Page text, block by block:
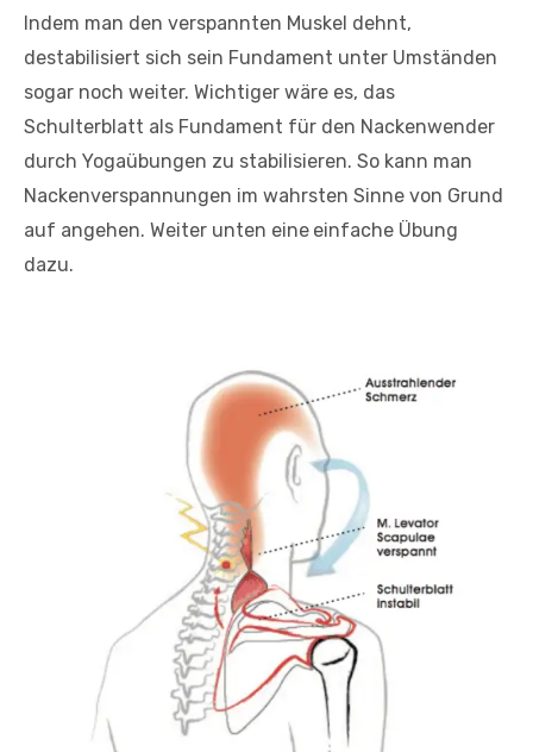
Indem man den verspannten Muskel dehnt,
destabilisiert sich sein Fundament unter Umständen
sogar noch weiter. Wichtiger wäre es, das
Schulterblatt als Fundament für den Nackenwender
durch Yogaübungen zu stabilisieren. So kann man
Nackenverspannungen im wahrsten Sinne von Grund
auf angehen. Weiter unten eine einfache Übung
dazu.